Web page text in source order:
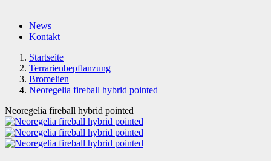
News
Kontakt
Startseite
Terrarienbepflanzung
Bromelien
Neoregelia fireball hybrid pointed
Neoregelia fireball hybrid pointed